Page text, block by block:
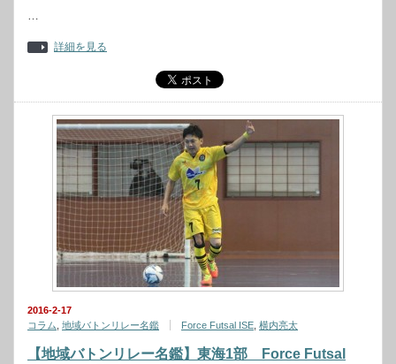
…
詳細を見る
2016-2-17
コラム 地域バトンリレー名鑑 Force Futsal ISE 横内亮太
【地域バトンリレー名鑑】東海1部 Force Futsal